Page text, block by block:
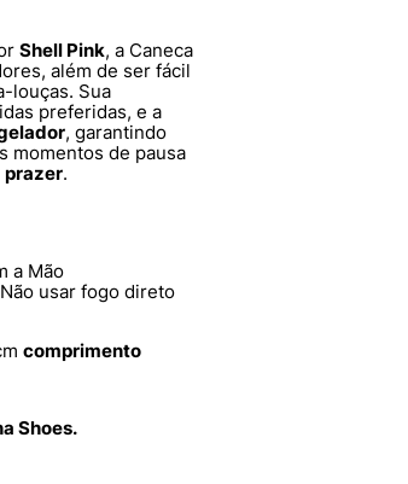
Shell Pink, a Caneca
além de ser fácil
louças. Sua
preferidas, e a
, garantindo
momentos de pausa
prazer.
a Mão
usar fogo direto
comprimento
Shoes.